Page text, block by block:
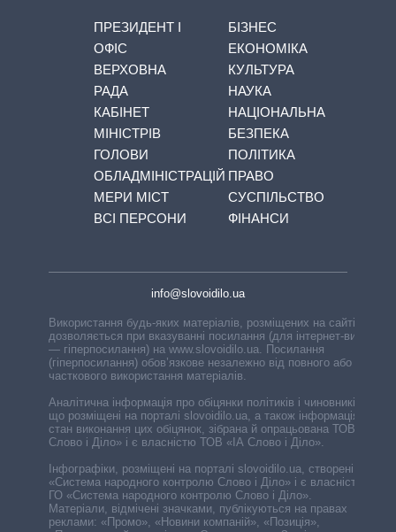
ПРЕЗИДЕНТ І
ОФІС
ВЕРХОВНА
РАДА
КАБІНЕТ
МІНІСТРІВ
ГОЛОВИ
ОБЛАДМІНІСТРАЦІЙ
МЕРИ МІСТ
ВСІ ПЕРСОНИ
БІЗНЕС
ЕКОНОМІКА
КУЛЬТУРА
НАУКА
НАЦІОНАЛЬНА
БЕЗПЕКА
ПОЛІТИКА
ПРАВО
СУСПІЛЬСТВО
ФІНАНСИ
info@slovoidilo.ua
Використання будь-яких матеріалів, розміщених на сайті,
дозволяється при вказуванні посилання (для інтернет-видань
— гіперпосилання) на www.slovoidilo.ua. Посилання
(гіперпосилання) обов’язкове незалежно від повного або
часткового використання матеріалів.
Аналітична інформація про обіцянки політиків і чиновників,
що розміщені на порталі slovoidilo.ua, а також інформація про
стан виконання цих обіцянок, зібрана й опрацьована ТОВ «ІА
Слово і Діло» і є власністю ТОВ «ІА Слово і Діло».
Інфографіки, розміщені на порталі slovoidilo.ua, створені ГО
«Система народного контролю Слово і Діло» і є власністю
ГО «Система народного контролю Слово і Діло».
Матеріали, відмічені значками, публікуються на правах
реклами: «Промо», «Новини компаній», «Позиція»,